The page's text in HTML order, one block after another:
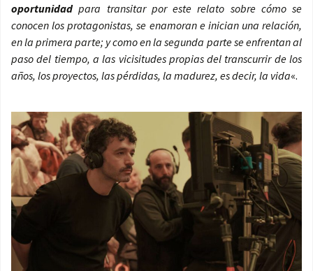
oportunidadpara transitar por este relato sobre cómo se
conocen los protagonistas, se enamoran e inician una relación,
en la primera parte; y como en la segunda parte se enfrentan al
paso del tiempo, a las vicisitudes propias del transcurrir de los
años, los proyectos, las pérdidas, la madurez, es decir, la vida«.